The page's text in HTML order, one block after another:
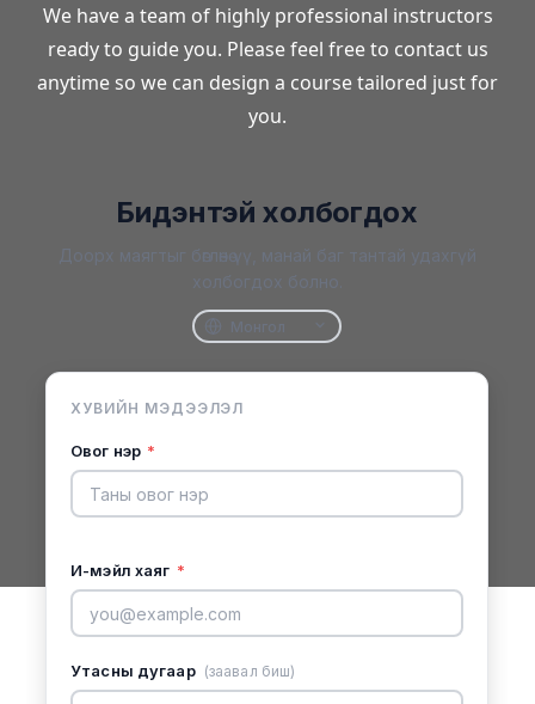
We have a team of highly professional instructors
ready to guide you. Please feel free to contact us
anytime so we can design a course tailored just for
you.